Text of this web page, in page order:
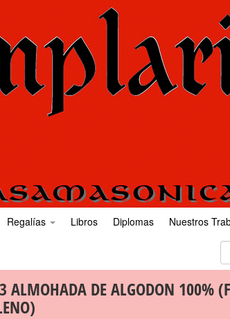
Regalías Libros Diplomas Nuestros
ALMOHADA DE ALGODON 100%